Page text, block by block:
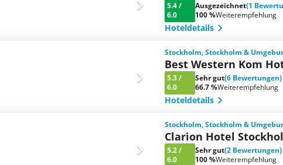
5.4/
6.0
Ausgezeichnet(1
100 %Weiterempfehlung
Hoteldetails
Stockholm, Stockholm &
Best Western Kom
5.3/
6.0
Sehr gut(6 Bewertungen)
66.7 %Weiterempfehlung
Hoteldetails
Stockholm, Stockholm &
Clarion Hotel
5.2/
6.0
Sehr gut(2 Bewertungen)
100 %Weiterempfehlung